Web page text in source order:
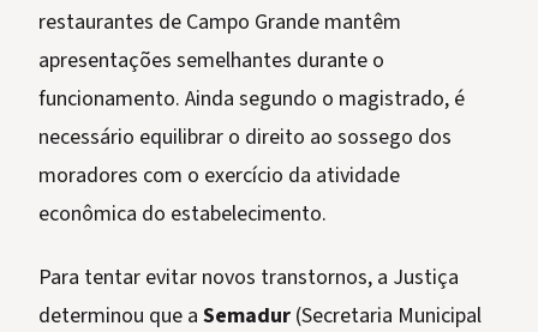
restaurantes de Campo Grande mantêm
apresentações semelhantes durante o
funcionamento. Ainda segundo o magistrado, é
necessário equilibrar o direito ao sossego dos
moradores com o exercício da atividade
econômica do estabelecimento.
Para tentar evitar novos transtornos, a Justiça
determinou que a Semadur (Secretaria Municipal